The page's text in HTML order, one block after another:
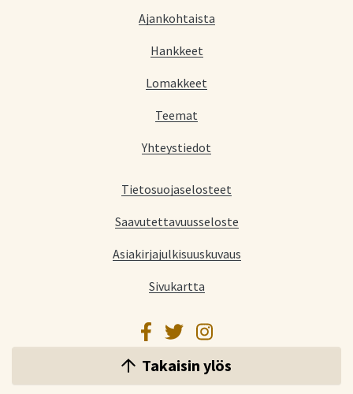
Ajankohtaista
Hankkeet
Lomakkeet
Teemat
Yhteystiedot
Tietosuojaselosteet
Saavutettavuusseloste
Asiakirjajulkisuuskuvaus
Sivukartta
Facebook
TwitterInstagram
Takaisin ylös